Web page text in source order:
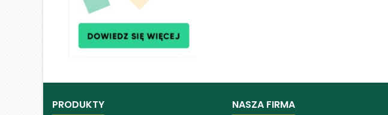
PRODUKTY NASZA FIRMA